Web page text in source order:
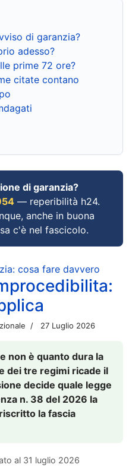
di garanzia?
adesso?
prime 72 ore?
citate contano
di garanzia?
— reperibilità h24.
anche in buona
c'è nel fascicolo.
cosa fare davvero
27 Luglio 2026
non è quanto dura la
dei tre regimi ricade il
decide quale legge
n. 38 del 2026 la
la fascia
al 31 luglio 2026